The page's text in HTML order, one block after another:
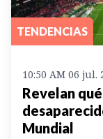
TENDENCIAS
10:50 AM 06 jul.
Revelan
Mundial